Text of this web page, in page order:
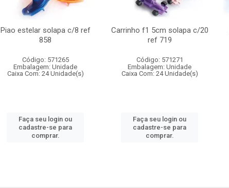
Piao estelar solapa c/8 ref
858
Código: 571265
Embalagem: Unidade
Caixa Com: 24 Unidade(s)
Faça seu login ou
cadastre-se para
comprar.
Carrinho f1 5cm solapa c/20
ref 719
Código: 571271
Embalagem: Unidade
Caixa Com: 24 Unidade(s)
Faça seu login ou
cadastre-se para
comprar.